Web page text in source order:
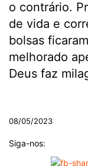
o contrário.
de vida e
bolsas
melhorado
Deus faz
08/05/2023
Siga-nos: